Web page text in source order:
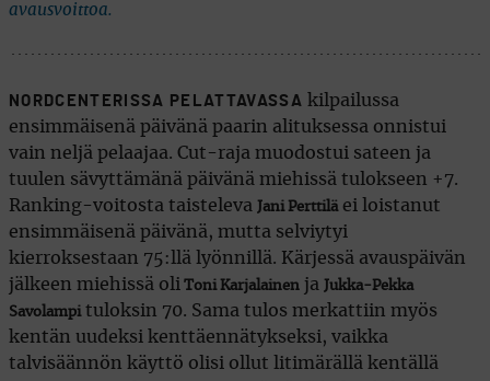
avausvoittoa.
NORDCENTERISSA PELATTAVASSA kilpailussa
ensimmäisenä päivänä paarin alituksessa onnistui
vain neljä pelaajaa. Cut-raja muodostui sateen ja
tuulen sävyttämänä päivänä miehissä tulokseen +7.
Ranking-voitosta taisteleva Jani Perttilä ei loistanut
ensimmäisenä päivänä, mutta selviytyi
kierroksestaan 75:llä lyönnillä. Kärjessä avauspäivän
jälkeen miehissä oli Toni Karjalainen ja Jukka-Pekka
Savolampi tuloksin 70. Sama tulos merkattiin myös
kentän uudeksi kenttäennätykseksi, vaikka
talvisäännön käyttö olisi ollut litimärällä kentällä